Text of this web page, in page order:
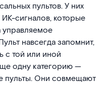
пультов. У них
сигналов, которые
управляемое
навсегда запомнит,
с той или иной
одну категорию —
Они совмещают